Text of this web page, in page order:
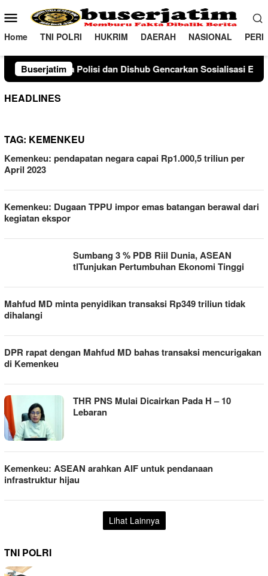
ke
konten
Menu
Mobile
Home TNI POLRI HUKRIM DAERAH NASIONAL
Buserjatim
dan Dishub Gencarkan Sosialisasi Edukasi Berkendara
HEADLINES
TAG: KEMENKEU
Kemenkeu: pendapatan negara capai Rp1.000,5 triliun per
April 2023
Kemenkeu: Dugaan TPPU impor emas batangan berawal dari
kegiatan ekspor
Sumbang 3 % PDB Riil Dunia, ASEAN
tlTunjukan Pertumbuhan Ekonomi Tinggi
Mahfud MD minta penyidikan transaksi Rp349 triliun tidak
dihalangi
DPR rapat dengan Mahfud MD bahas transaksi mencurigakan
di Kemenkeu
THR PNS Mulai Dicairkan Pada H – 10
Lebaran
Kemenkeu: ASEAN arahkan AIF untuk pendanaan
infrastruktur hijau
Lihat Lainnya
TNI POLRI